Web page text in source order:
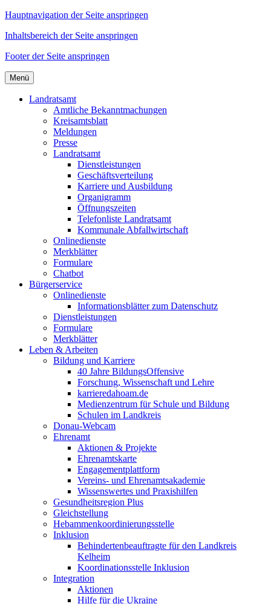
Hauptnavigation der Seite anspringen
Inhaltsbereich der Seite anspringen
Footer der Seite anspringen
Menü
Landratsamt
Amtliche Bekanntmachungen
Kreisamtsblatt
Meldungen
Presse
Landratsamt
Dienstleistungen
Geschäftsverteilung
Karriere und Ausbildung
Organigramm
Öffnungszeiten
Telefonliste Landratsamt
Kommunale Abfallwirtschaft
Onlinedienste
Merkblätter
Formulare
Chatbot
Bürgerservice
Onlinedienste
Informationsblätter zum Datenschutz
Dienstleistungen
Formulare
Merkblätter
Leben & Arbeiten
Bildung und Karriere
40 Jahre BildungsOffensive
Forschung, Wissenschaft und Lehre
karrieredahoam.de
Medienzentrum für Schule und Bildung
Schulen im Landkreis
Donau-Webcam
Ehrenamt
Aktionen & Projekte
Ehrenamtskarte
Engagementplattform
Vereins- und Ehrenamtsakademie
Wissenswertes und Praxishilfen
Gesundheitsregion Plus
Gleichstellung
Hebammenkoordinierungsstelle
Inklusion
Behindertenbeauftragte für den Landkreis
Kelheim
Koordinationsstelle Inklusion
Integration
Aktionen
Hilfe für die Ukraine